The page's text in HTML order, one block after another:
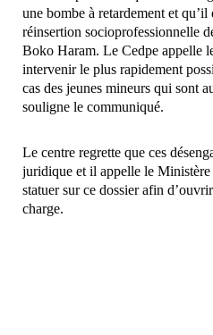
une bombe à retardement et qu’il
réinsertion socioprofessionnelle
Boko Haram. Le Cedpe appelle
intervenir le plus rapidement
cas des jeunes mineurs qui sont
souligne le communiqué.
Le centre regrette que ces
juridique et il appelle le
statuer sur ce dossier afin
charge.